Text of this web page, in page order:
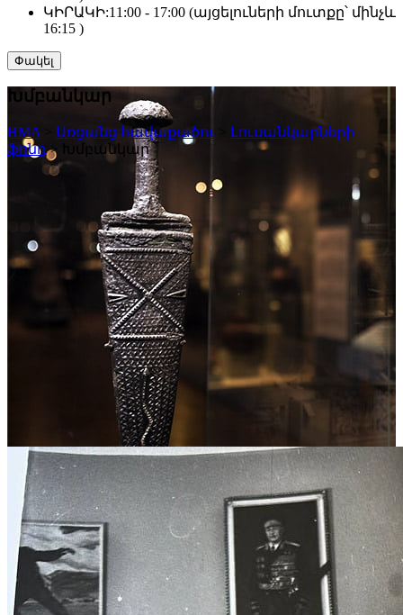
ԿԻՐԱԿԻ:11:00 - 17:00 (այցելուների մուտքը՝ մինչև
16:15 )
Փակել
Խմբանկար
HMA Առցանց հավաքածու
Լուսանկարների
ֆոնդ> Խմբանկար